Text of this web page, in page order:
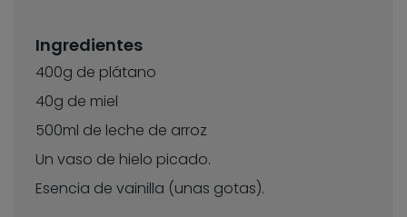
Ingredientes
400g de plátano
40g de miel
500ml de leche de arroz
Un vaso de hielo picado.
Esencia de vainilla (unas gotas).